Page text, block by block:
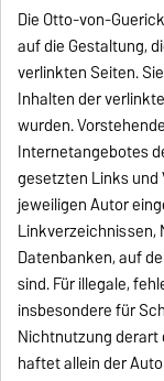
Die Otto-von-
auf die Gestaltung,
verlinkten Seiten.
Inhalten der
wurden.
Internetangebotes
gesetzten Links und
jeweiligen Autor
Linkverzeichnissen,
Datenbanken, auf
sind. Für illegale,
insbesondere für
Nichtnutzung
haftet allein der